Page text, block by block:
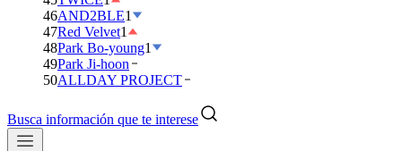
46AND2BLE1
47Red Velvet1
48Park Bo-young1
49Park Ji-hoon
50ALLDAY PROJECT
Busca información que te interese